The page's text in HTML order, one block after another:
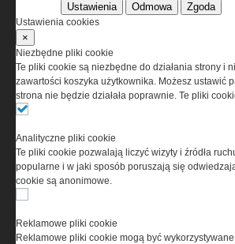
Pasywna osłona
w ochronie
krytycznej
ASTRIVA. Kiedy ochrona
laboratorium
Ustawienia Odmowa Zgoda
Ustawienia cookies
×
Niezbędne pliki cookie
Te pliki cookie są niezbędne do działania strony i
zawartości koszyka użytkownika. Możesz ustawić
strona nie będzie działała poprawnie. Te pliki
Analityczne pliki cookie
Te pliki cookie pozwalają liczyć wizyty i źródła
popularne i w jaki sposób poruszają się
cookie są anonimowe.
Reklamowe pliki cookie
Reklamowe pliki cookie mogą być